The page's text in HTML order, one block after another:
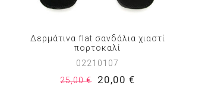
Δερμάτινα flat σανδάλια χιαστί
πορτοκαλί
02210107
25,00 €
20,00 €